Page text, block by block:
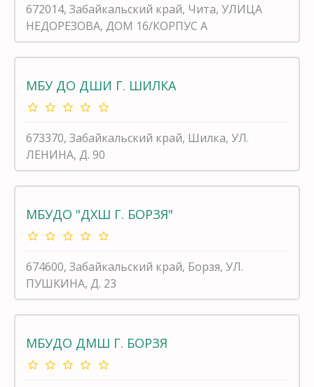
672014, Забайкальский край, Чита, УЛИЦА
НЕДОРЕЗОВА, ДОМ 16/КОРПУС А
МБУ ДО ДШИ Г. ШИЛКА
673370, Забайкальский край, Шилка, УЛ.
ЛЕНИНА, Д. 90
МБУДО "ДХШ Г. БОРЗЯ"
674600, Забайкальский край, Борзя, УЛ.
ПУШКИНА, Д. 23
МБУДО ДМШ Г. БОРЗЯ